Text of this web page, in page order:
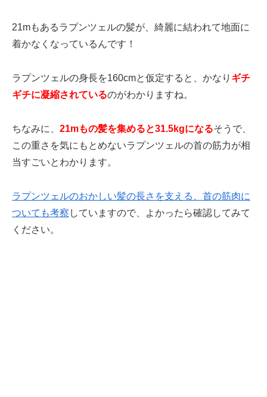
21mもあるラプンツェルの髪が、綺麗に結われて地面に
着かなくなっているんです！
ラプンツェルの身長を160cmと仮定すると、かなり ギチ
ギチに凝縮されているのがわかりますね。
ちなみに、 21mもの髪を集めると31.5kgになるそうで、
この重さを気にもとめないラプンツェルの首の筋力が相
当すごいとわかります。
ラプンツェルのおかしい髪の長さを支える、首の筋肉に
ついても考察 していますので、よかったら確認してみて
ください。